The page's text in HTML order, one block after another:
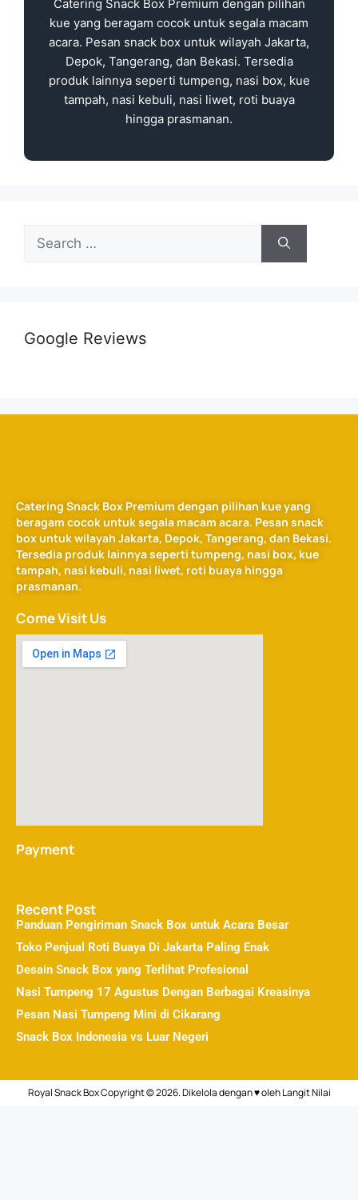
Catering Snack Box Premium dengan pilihan
kue yang beragam cocok untuk segala macam
acara. Pesan snack box untuk wilayah Jakarta,
Depok, Tangerang, dan Bekasi. Tersedia
produk lainnya seperti tumpeng, nasi box, kue
tampah, nasi kebuli, nasi liwet, roti buaya
hingga prasmanan.
Google Reviews
Catering Snack Box Premium dengan pilihan kue yang
beragam cocok untuk segala macam acara. Pesan snack
box untuk wilayah Jakarta, Depok, Tangerang, dan Bekasi.
Tersedia produk lainnya seperti tumpeng, nasi box, kue
tampah, nasi kebuli, nasi liwet, roti buaya hingga
prasmanan.
Come Visit Us
Payment
Recent Post
Panduan Pengiriman Snack Box untuk Acara Besar
Toko Penjual Roti Buaya Di Jakarta Paling Enak
Desain Snack Box yang Terlihat Profesional
Nasi Tumpeng 17 Agustus Dengan Berbagai Kreasinya
Pesan Nasi Tumpeng Mini di Cikarang
Snack Box Indonesia vs Luar Negeri
Royal Snack Box Copyright © 2026. Dikelola dengan ♥ olehLangit Nilai